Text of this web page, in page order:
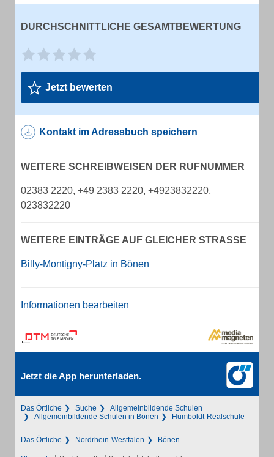
DURCHSCHNITTLICHE GESAMTBEWERTUNG
Jetzt bewerten
Kontakt im Adressbuch speichern
WEITERE SCHREIBWEISEN DER RUFNUMMER
02383 2220, +49 2383 2220, +4923832220,
023832220
WEITERE EINTRÄGE AUF GLEICHER STRASSE
Billy-Montigny-Platz in Bönen
Informationen bearbeiten
Jetzt die App herunterladen.
Das Örtliche Suche
Allgemeinbildende Schulen
Allgemeinbildende Schulen in Bönen
Humboldt-Realschule
Das Örtliche Nordrhein-Westfalen Bönen